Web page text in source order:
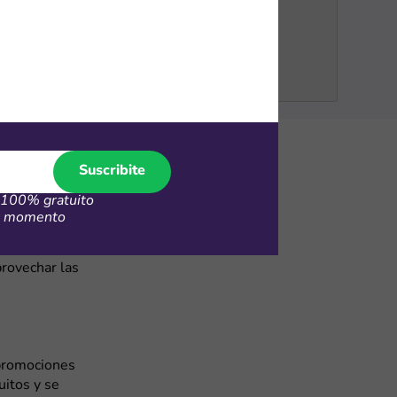
las
y se
Suscribite
100% gratuito
momento